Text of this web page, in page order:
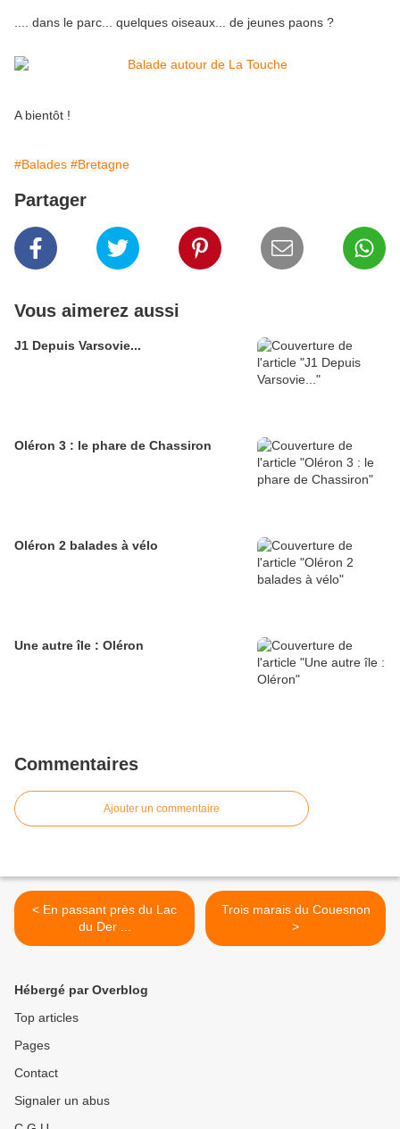
.... dans le parc... quelques oiseaux... de jeunes paons ?
A bientôt !
#Balades #Bretagne
Partager
Vous aimerez aussi
J1 Depuis Varsovie...
Oléron 3 : le phare de Chassiron
Oléron 2 balades à vélo
Une autre île : Oléron
Commentaires
Ajouter un commentaire
< En passant près du Lac
du Der ...
Trois marais du Couesnon
>
Hébergé par Overblog
Top articles
Pages
Contact
Signaler un abus